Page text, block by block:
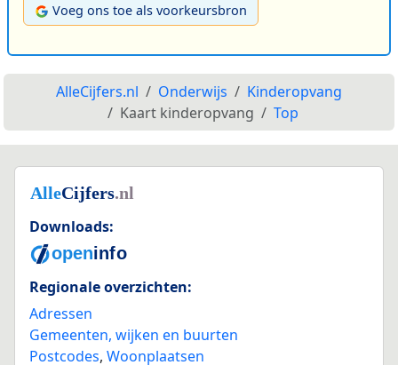
Voeg ons toe als voorkeursbron
AlleCijfers.nl Onderwijs
Kinderopvang
Kaart kinderopvang
Top
Downloads:
Regionale overzichten:
Adressen
Gemeenten, wijken en buurten
Postcodes, Woonplaatsen